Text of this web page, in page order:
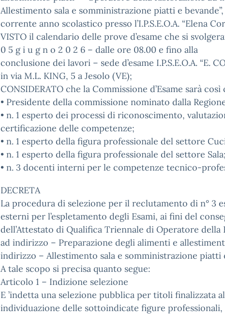
Allestimento sala e somministrazione piatti e
corrente anno scolastico presso l’I.P.S.E.O.A. “Elena
VISTO il calendario delle prove d’esame che si
0 5 g i u g n o 2 0 2 6 – dalle ore 08.00 e fino alla
conclusione dei lavori – sede d’esame I.P.S.E.O.A. “E.
in via M.L. KING, 5 a Jesolo (VE);
CONSIDERATO che la Commissione d’Esame sarà
• Presidente della commissione nominato dalla
• n. 1 esperto dei processi di riconoscimento,
certificazione delle competenze;
• n. 1 esperto della figura professionale del settore
• n. 1 esperto della figura professionale del settore Sala;
• n. 3 docenti interni per le competenze tecnico-
DECRETA
La procedura di selezione per il reclutamento di n° 3
esterni per l’espletamento degli Esami, ai fini del
dell’Attestato di Qualifica Triennale di Operatore della
ad indirizzo – Preparazione degli alimenti e
indirizzo – Allestimento sala e somministrazione piatti
A tale scopo si precisa quanto segue:
Articolo 1 – Indizione selezione
E ’indetta una selezione pubblica per titoli finalizzata
individuazione delle sottoindicate figure professionali,